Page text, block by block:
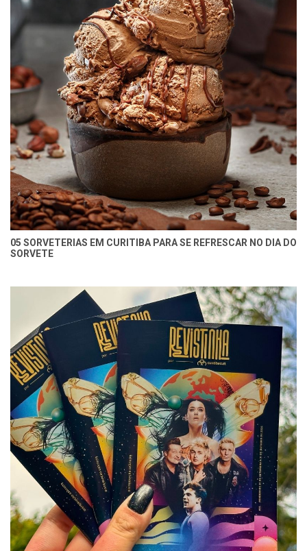
05 SORVETERIAS EM CURITIBA PARA SE REFRESCAR NO DIA DO
SORVETE